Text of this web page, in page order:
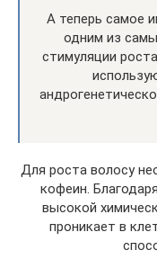
А теперь самое
одним из
стимуляции
Для роста волосу
кофеин.
высокой
проникает в